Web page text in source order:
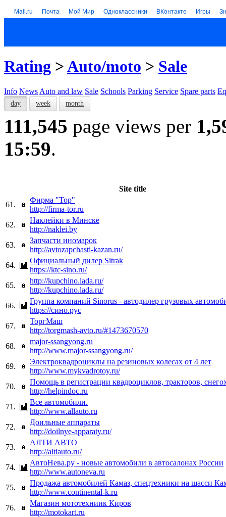
Mail.ru Почта Мой Мир Одноклассники ВКонтакте Игры
Rating >Auto/moto > Sale
Info News Auto and law Sale Schools Parking Service Spare parts
day week month
111,545 page views per
15:59.
Site title
61.
Фирма "Тор"
http://firma-tor.ru
62.
Наклейки в Минске
http://naklei.by
63.
Запчасти иномарок
http://avtozapchasti-kazan.ru/
64.
Официальный дилер Sitrak
https://ktc-sino.ru/
65.
http://kupchino.lada.ru/
http://kupchino.lada.ru/
66.
Группа компаний Sinorus - автодилер грузовых
https://сино.рус
67.
ТоргМаш
http://torgmash-avto.ru/#1473670570
68.
major-ssangyong.ru
http://www.major-ssangyong.ru/
69.
Электроквадроциклы на резиновых колесах от 4 лет
http://www.mykvadrotoy.ru/
70.
Помощь в регистрации квадроциклов, тракторов,
http://helpindoc.ru
71.
Все автомобили.
http://www.allauto.ru
72.
Доильные аппараты
http://doilnye-apparaty.ru/
73.
АЛТИ АВТО
http://altiauto.ru/
74.
АвтоНева.ру - новые автомобили в автосалонах России
http://www.autoneva.ru
75.
Продажа автомобилей Камаз, спецтехники на шасси
http://www.continental-k.ru
76.
Магазин мототехниик Киров
http://motokart.ru